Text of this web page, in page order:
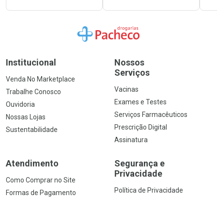
Ir para a Home
Institucional
Venda No Marketplace
Trabalhe Conosco
Ouvidoria
Nossas Lojas
Sustentabilidade
Nossos
Serviços
Vacinas
Exames e Testes
Serviços Farmacêuticos
Prescrição Digital
Assinatura
Atendimento
Como Comprar no Site
Formas de Pagamento
Segurança e
Privacidade
Política de Privacidade